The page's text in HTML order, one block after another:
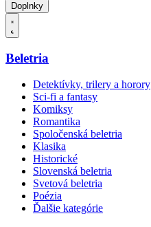
Doplnky
Beletria
Detektívky, trilery a horory
Sci-fi a fantasy
Komiksy
Romantika
Spoločenská beletria
Klasika
Historické
Slovenská beletria
Svetová beletria
Poézia
Ďalšie kategórie